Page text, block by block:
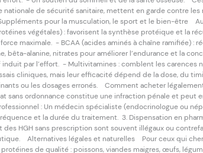
de sécurité sanitaire, mettent en garde contre
pour la musculation, le sport et le bien-être
végétales) : favorisent la synthèse protéique et la
maximale. - BCAA (acides aminés à chaîne ramifiée) :
alanine, nitrates pour améliorer l’endurance et la
par l’effort. - Multivitamines : comblent les
cliniques, mais leur efficacité dépend de la dose, du
ou les dosages erronés. Comment acheter
sans ordonnance constitue une infraction pénale et
: Un médecin spécialiste (endocrinologue ou
et la durée du traitement. 3. Dispensation en
HGH sans prescription sont souvent illégaux ou
Alternatives légales et naturelles Pour ceux qui
de qualité : poissons, viandes maigres, œufs,